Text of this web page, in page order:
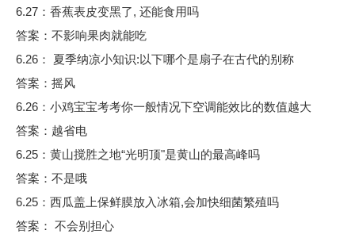
6.27：香蕉表皮变黑了, 还能食用吗
答案：不影响果肉就能吃
6.26： 夏季纳凉小知识:以下哪个是扇子在古代的别称
答案：摇风
6.26：小鸡宝宝考考你一般情况下空调能效比的数值越大
答案：越省电
6.25：黄山搅胜之地“光明顶"是黄山的最高峰吗
答案：不是哦
6.25：西瓜盖上保鲜膜放入冰箱,会加快细菌繁殖吗
答案： 不会别担心